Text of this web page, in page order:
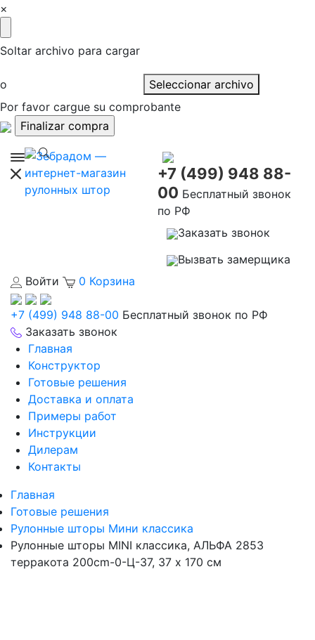
×
Soltar archivo para cargar
o
Seleccionar archivo
Por favor cargue su comprobante
+7 (499) 948 88-
00 Бесплатный звонок
по РФ
Заказать звонок
Вызвать замерщика
Войти
0 Корзина
+7 (499) 948 88-00 Бесплатный звонок по РФ
Заказать звонок
Главная
Конструктор
Готовые решения
Доставка и оплата
Примеры работ
Инструкции
Дилерам
Контакты
Главная
Готовые решения
Рулонные шторы Мини классика
Рулонные шторы MINI классика, АЛЬФА 2853
терракота 200cm-0-Ц-37, 37 x 170 см